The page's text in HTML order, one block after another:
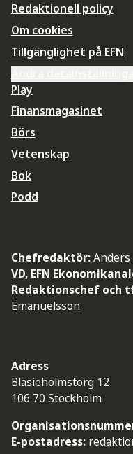
Redaktionell policy
Om cookies
Tillgänglighet på EFN
Play
Finansmagasinet
Börs
Vetenskap
Bok
Podd
Chefredaktör:Anders
VD, EFN
Redaktionschef och
Emanuelsson
Adress
Blasieholmstorg 12
106 70 Stockholm
E-postadress: